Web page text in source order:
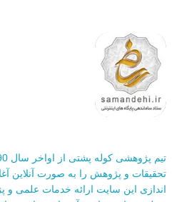
تحقیقات و پژوهش را به صورت آنلاین
اندازی این سایت ارائه خدمات علمی و